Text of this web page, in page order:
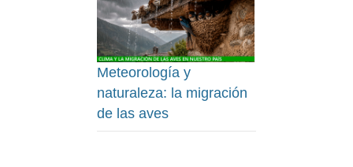
Meteorología y
naturaleza: la migración
de las aves